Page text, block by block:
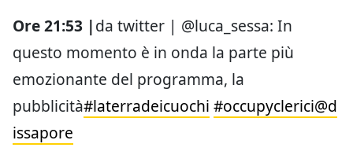
Ore 21:53 |da twitter | @luca_sessa: In
questo momento è in onda la parte più
emozionante del programma, la
pubblicità#laterradeicuochi #occupyclerici@d
issapore